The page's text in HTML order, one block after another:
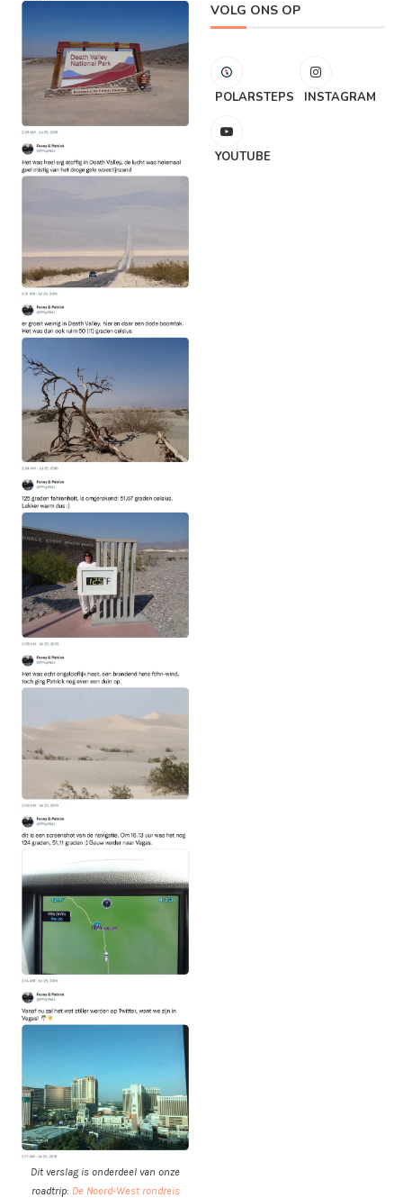
Dit verslag is onderdeel van onze
roadtrip: De Noord-West rondreis
VOLG ONS OP
POLARSTEPS INSTAGRAM
YOUTUBE